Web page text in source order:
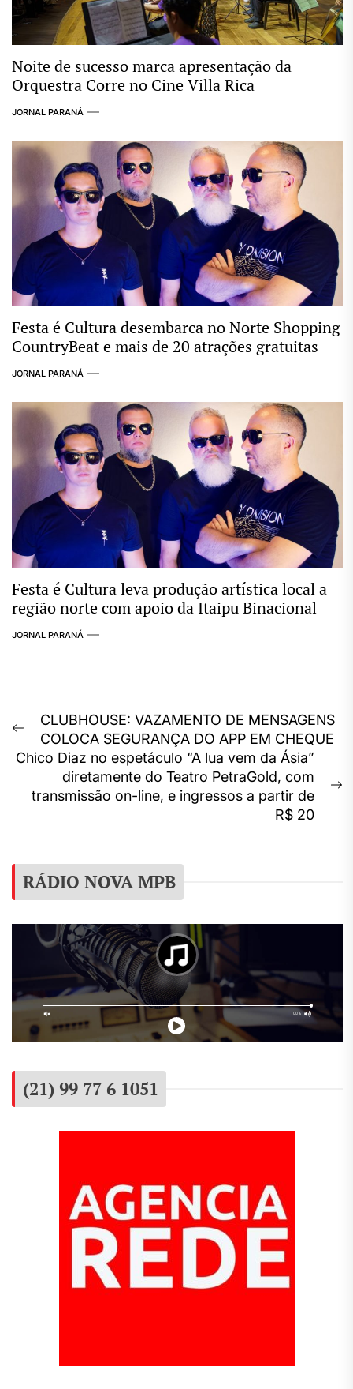
Noite de sucesso marca apresentação da
Orquestra Corre no Cine Villa Rica
JORNAL PARANÁ
Festa é Cultura desembarca no Norte Shopping
CountryBeat e mais de 20 atrações gratuitas
JORNAL PARANÁ
Festa é Cultura leva produção artística local a
região norte com apoio da Itaipu Binacional
JORNAL PARANÁ
Navegação
de
Post
Previous
post:
CLUBHOUSE: VAZAMENTO DE MENSAGENS
COLOCA SEGURANÇA DO APP EM CHEQUE
Chico Diaz no espetáculo “A lua vem da Ásia”
diretamente do Teatro PetraGold, com
transmissão on-line, e ingressos a partir de
R$ 20
RÁDIO NOVA MPB
(21) 99 77 6 1051